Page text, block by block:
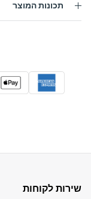
תכונות המוצר
שירות לקוחות